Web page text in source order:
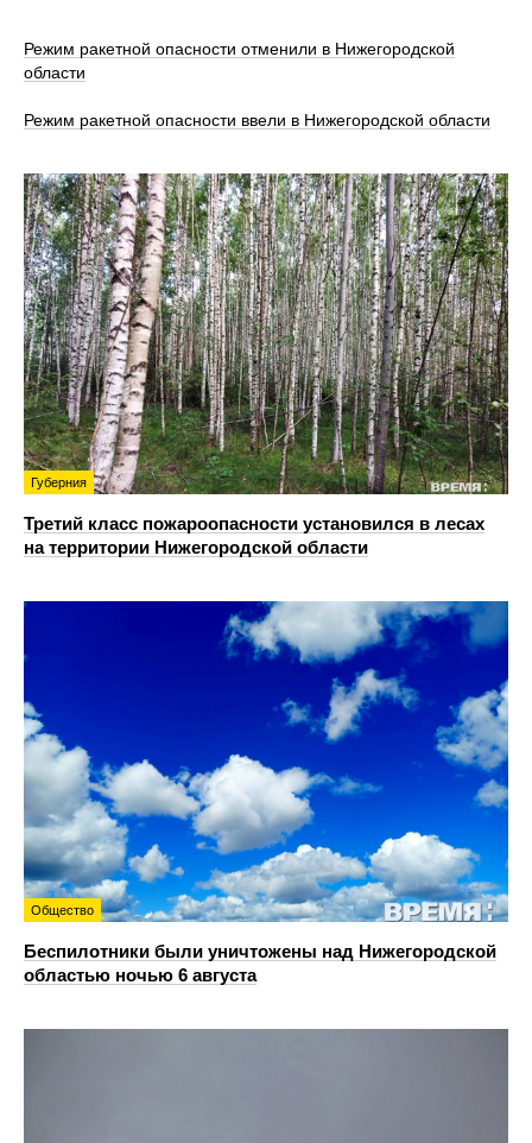
Режим ракетной опасности отменили в Нижегородской
области
Режим ракетной опасности ввели в Нижегородской области
Губерния
Третий класс пожароопасности установился в лесах
на территории Нижегородской области
Общество
Беспилотники были уничтожены над Нижегородской
областью ночью 6 августа